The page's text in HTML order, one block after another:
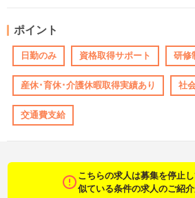
ポイント
日勤のみ 資格取得サポート 研修
産休･育休･介護休暇取得実績あり 社
交通費支給
こちらの求人は募集を停止し
似ている条件の求人のご紹介